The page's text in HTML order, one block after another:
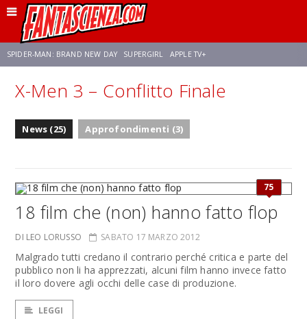
SPIDER-MAN: BRAND NEW DAY SUPERGIRL APPLE TV+
FRANCO RICCIARDIELLO ZENDAYA STAR TREK AVENGERS: DOOMSDAY
X-Men 3 – Conflitto Finale
News (25) Approfondimenti (3)
75
18 film che (non) hanno fatto flop
DI LEO LORUSSO SABATO 17 MARZO 2012
Malgrado tutti credano il contrario perché critica e parte del
pubblico non li ha apprezzati, alcuni film hanno invece fatto
il loro dovere agli occhi delle case di produzione.
LEGGI